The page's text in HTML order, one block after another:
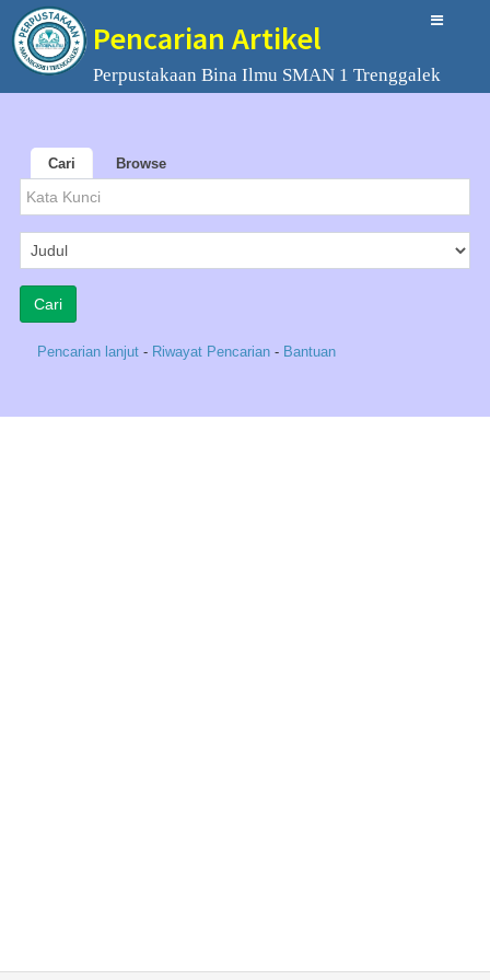
Pencarian Artikel
Perpustakaan Bina Ilmu SMAN 1 Trenggalek
Cari Browse
Pencarian lanjut - Riwayat Pencarian - Bantuan